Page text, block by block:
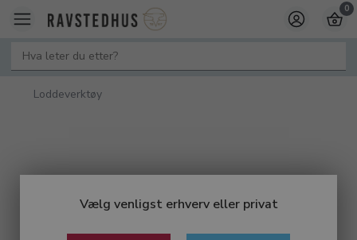
Vælg venligst erhverv eller privat
0
Loddeverktøy